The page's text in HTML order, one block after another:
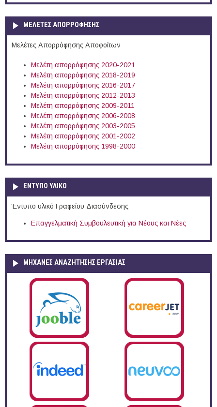
ΜΕΛΕΤΕΣ ΑΠΟΡΡΟΦΗΣΗΣ
Μελέτες Απορρόφησης Αποφοίτων
Μελέτη απορρόφησης 2020-2021
Μελέτη απορρόφησης 2018-2019
Μελέτη απορρόφησης 2016-2017
Μελέτη απορρόφησης 2012-2013
Μελέτη απορρόφησης 2009-2011
Μελέτη απορρόφησης 2006-2008
Μελέτη απορρόφησης 2003-2005
Μελέτη απορρόφησης 2001-2002
Μελέτη απορρόφησης 1998-2000
ΕΝΤΥΠΟ ΥΛΙΚΟ
Έντυπο υλικό Γραφείου Διασύνδεσης
Επαγγελματική Συμβουλευτική για Νέους και Νέες
ΜΗΧΑΝΕΣ ΑΝΑΖΗΤΗΣΗΣ ΕΡΓΑΣΙΑΣ